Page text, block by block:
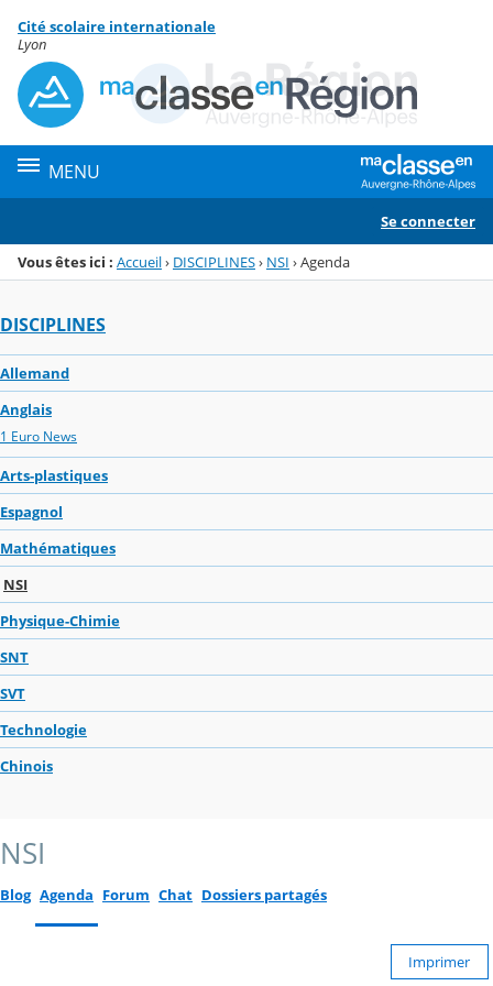
Menu de la rubrique
Contenu
Cité scolaire internationale
Lyon
MENU
Se connecter
Vous êtes ici : Accueil› DISCIPLINES› NSI ›Agenda
DISCIPLINES
Allemand
Anglais
1 Euro News
Arts-plastiques
Espagnol
Mathématiques
NSI
Physique-Chimie
SNT
SVT
Technologie
Chinois
NSI
Blog Agenda Forum Chat Dossiers partagés
Imprimer